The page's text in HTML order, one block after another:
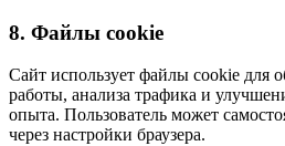
8. Файлы cookie
Сайт использует файлы cookie для
работы, анализа трафика и
опыта. Пользователь может
через настройки браузера.